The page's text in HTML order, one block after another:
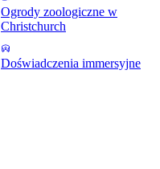
Ogrody zoologiczne w
Christchurch
Doświadczenia immersyjne